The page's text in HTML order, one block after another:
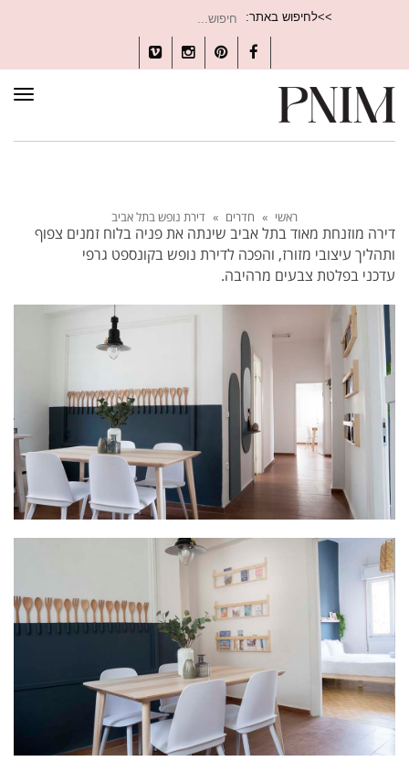
>>לחיפוש באתר:
עבור:
Facebook
Pinterest
Instagram
Vimeo
ראשי » חדרים » דירת נופש בתל אביב
דירה מוזנחת מאוד בתל אביב שינתה את פניה בלוח זמנים צפוף
ותהליך עיצובי מזורז, והפכה לדירת נופש בקונספט גרפי
עדכני בפלטת צבעים מרהיבה.